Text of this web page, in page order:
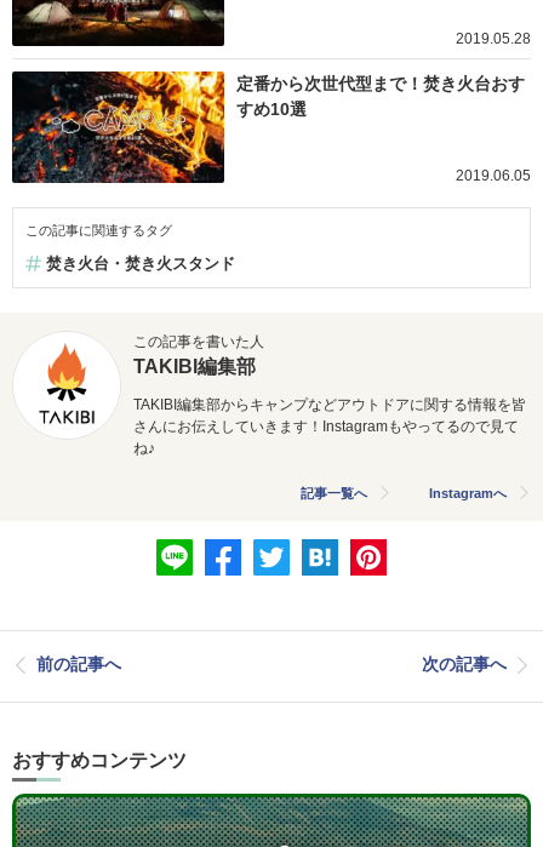
2019.05.28
定番から次世代型まで！焚き火台おす
すめ10選
2019.06.05
この記事に関連するタグ
焚き火台・焚き火スタンド
この記事を書いた人
TAKIBI編集部
TAKIBI編集部からキャンプなどアウトドアに関する情報を皆
さんにお伝えしていきます！Instagramもやってるので見て
ね♪
記事一覧へ Instagramへ
前の記事へ 次の記事へ
おすすめコンテンツ